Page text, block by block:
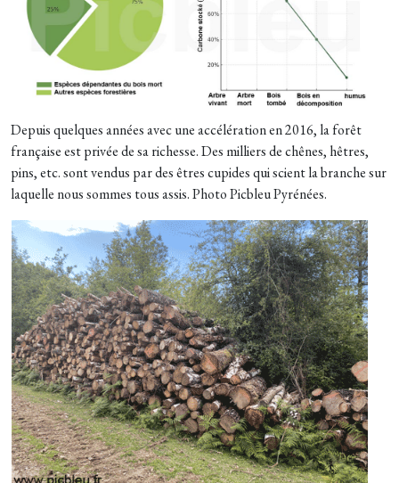
Depuis quelques années avec une accélération en 2016, la forêt
française est privée de sa richesse. Des milliers de chênes, hêtres,
pins, etc. sont vendus par des êtres cupides qui scient la branche sur
laquelle nous sommes tous assis. Photo Picbleu Pyrénées.